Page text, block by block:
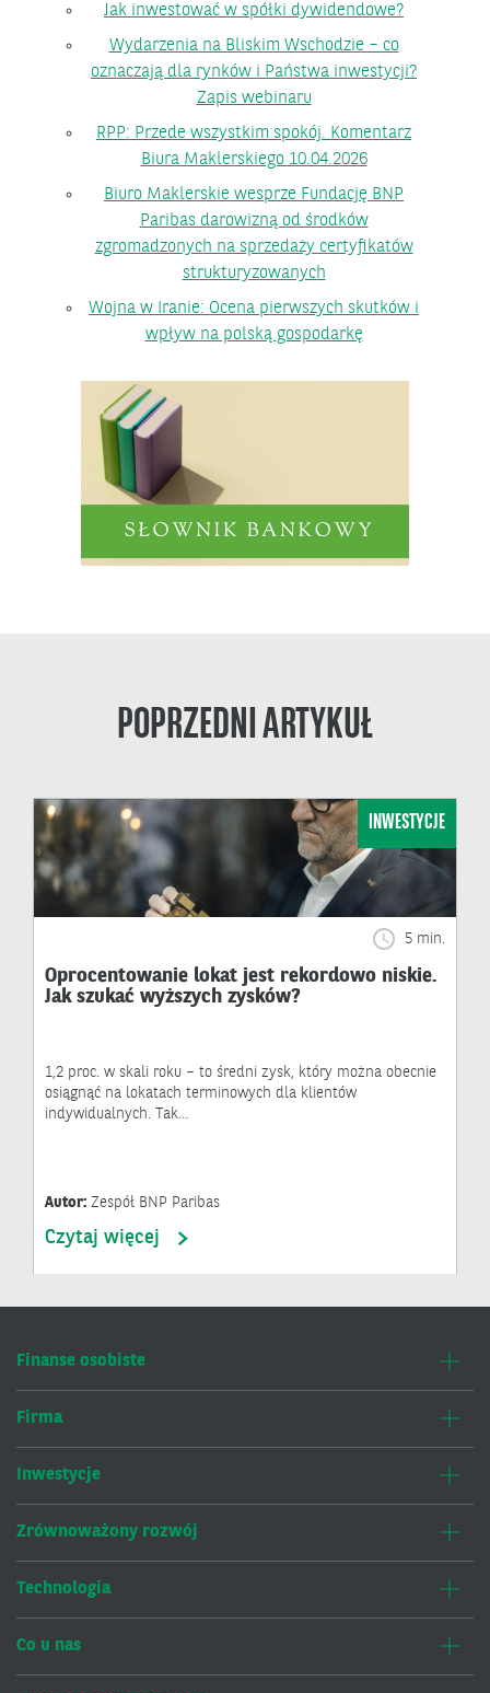
Jak inwestować w spółki dywidendowe?
Wydarzenia na Bliskim Wschodzie – co
oznaczają dla rynków i Państwa inwestycji?
Zapis webinaru
RPP: Przede wszystkim spokój. Komentarz
Biura Maklerskiego 10.04.2026
Biuro Maklerskie wesprze Fundację BNP
Paribas darowizną od środków
zgromadzonych na sprzedaży certyfikatów
strukturyzowanych
Wojna w Iranie: Ocena pierwszych skutków i
wpływ na polską gospodarkę
POPRZEDNI ARTYKUŁ
INWESTYCJE
5 min.
Oprocentowanie lokat jest rekordowo niskie.
Jak szukać wyższych zysków?
1,2 proc. w skali roku – to średni zysk, który można obecnie
osiągnąć na lokatach terminowych dla klientów
indywidualnych. Tak…
Autor: Zespół BNP Paribas
Czytaj więcej
Finanse osobiste
Firma
Inwestycje
Zrównoważony rozwój
Technologia
Co u nas